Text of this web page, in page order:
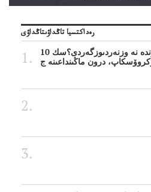
رەداكتسيا تاڭداۋىتاڭداۋى
10 كۇندە نە وزنەردىوزگەردى؟سك